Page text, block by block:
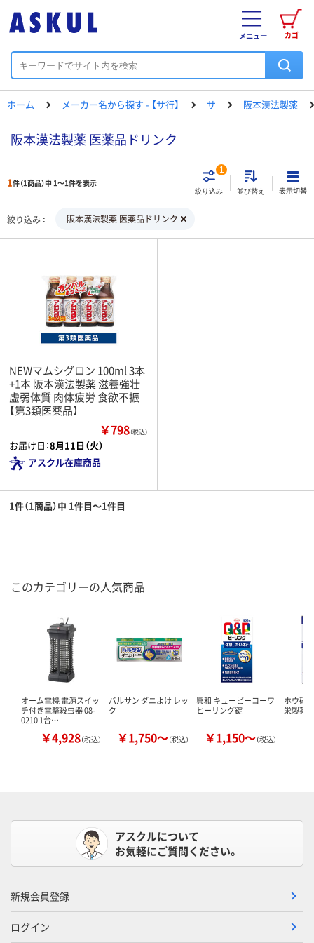
カゴ
メニュー
ホーム メーカー名から探す - 【サ行】 サ 阪本漢法製薬
阪本漢法製薬 医薬品ドリンク
1件（1商品）中 1～1件を表示
絞り込み
1
並び替え 表示切替
絞り込み 阪本漢法製薬 医薬品ドリンク
NEWマムシグロン 100ml 3本
+1本 阪本漢法製薬 滋養強壮
虚弱体質 肉体疲労 食欲不振
【第3類医薬品】
￥798（税込）
お届け日：8月11日（火）
アスクル在庫商品
1件（1商品）中 1件目～1件目
このカテゴリーの人気商品
オーム電機 電源スイッ
チ付き電撃殺虫器 08-
0210 1台…
￥4,928（税込）
バルサン ダニよけ レッ
ク
￥1,750～（税込）
興和 キューピーコーワ
ヒーリング錠
￥1,150～（税込）
ホウ砂（
栄製薬
アスクルについて
お気軽にご質問ください。
新規会員登録
ログイン